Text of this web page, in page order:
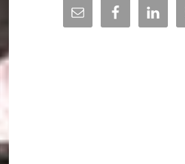
Barra
lateral